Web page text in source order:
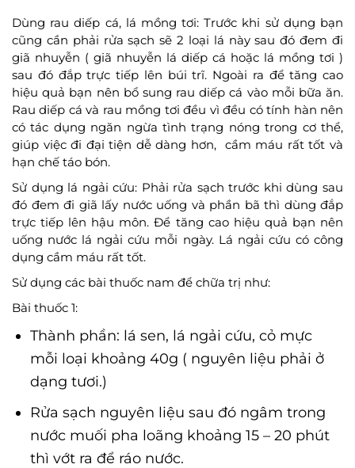
Dùng rau diếp cá, lá mồng tơi: Trước khi sử dụng bạn
cũng cần phải rửa sạch sẽ 2 loại lá này sau đó đem đi
giã nhuyễn ( giã nhuyễn lá diếp cá hoặc lá mồng tơi )
sau đó đắp trực tiếp lên búi trĩ. Ngoài ra để tăng cao
hiệu quả bạn nên bổ sung rau diếp cá vào mỗi bữa ăn.
Rau diếp cá và rau mồng tơi đều vì đều có tính hàn nên
có tác dụng ngăn ngừa tình trạng nóng trong cơ thể,
giúp việc đi đại tiện dễ dàng hơn, cầm máu rất tốt và
hạn chế táo bón.
Sử dụng lá ngải cứu: Phải rửa sạch trước khi dùng sau
đó đem đi giã lấy nước uống và phần bã thì dùng đắp
trực tiếp lên hậu môn. Để tăng cao hiệu quả bạn nên
uống nước lá ngải cứu mỗi ngày. Lá ngải cứu có công
dụng cầm máu rất tốt.
Sử dụng các bài thuốc nam để chữa trị như:
Bài thuốc 1:
Thành phần: lá sen, lá ngải cứu, cỏ mực
mỗi loại khoảng 40g ( nguyên liệu phải ở
dạng tươi.)
Rửa sạch nguyên liệu sau đó ngâm trong
nước muối pha loãng khoảng 15 – 20 phút
thì vớt ra để ráo nước.